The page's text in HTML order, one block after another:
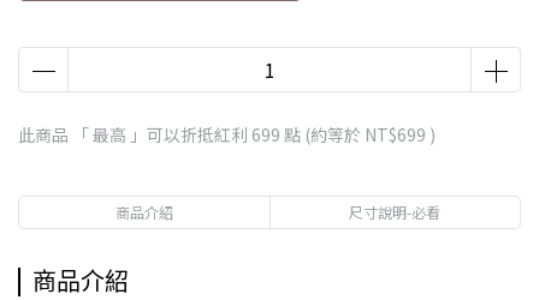
此商品 「 最高 」可以折抵紅利 699 點 (約等於 NT$699 )
商品介紹 尺寸說明-必看
商品介紹